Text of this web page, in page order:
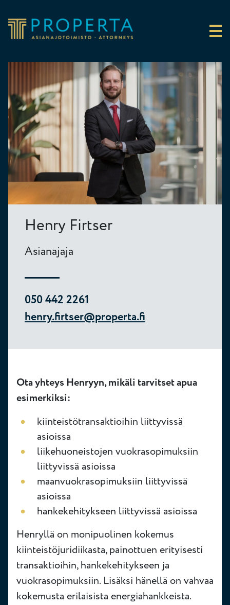
Properta
Henry Firtser
Asianajaja
050 442 2261
henry.firtser@properta.fi
Ota yhteys Henryyn, mikäli tarvitset apua
esimerkiksi:
kiinteistötransaktioihin liittyvissä
asioissa
liikehuoneistojen vuokrasopimuksiin
liittyvissä asioissa
maanvuokrasopimuksiin liittyvissä
asioissa
hankekehitykseen liittyvissä asioissa
Henryllä on monipuolinen kokemus
kiinteistöjuridiikasta, painottuen erityisesti
transaktioihin, hankekehitykseen ja
vuokrasopimuksiin. Lisäksi hänellä on vahvaa
kokemusta erilaisista energiahankkeista.